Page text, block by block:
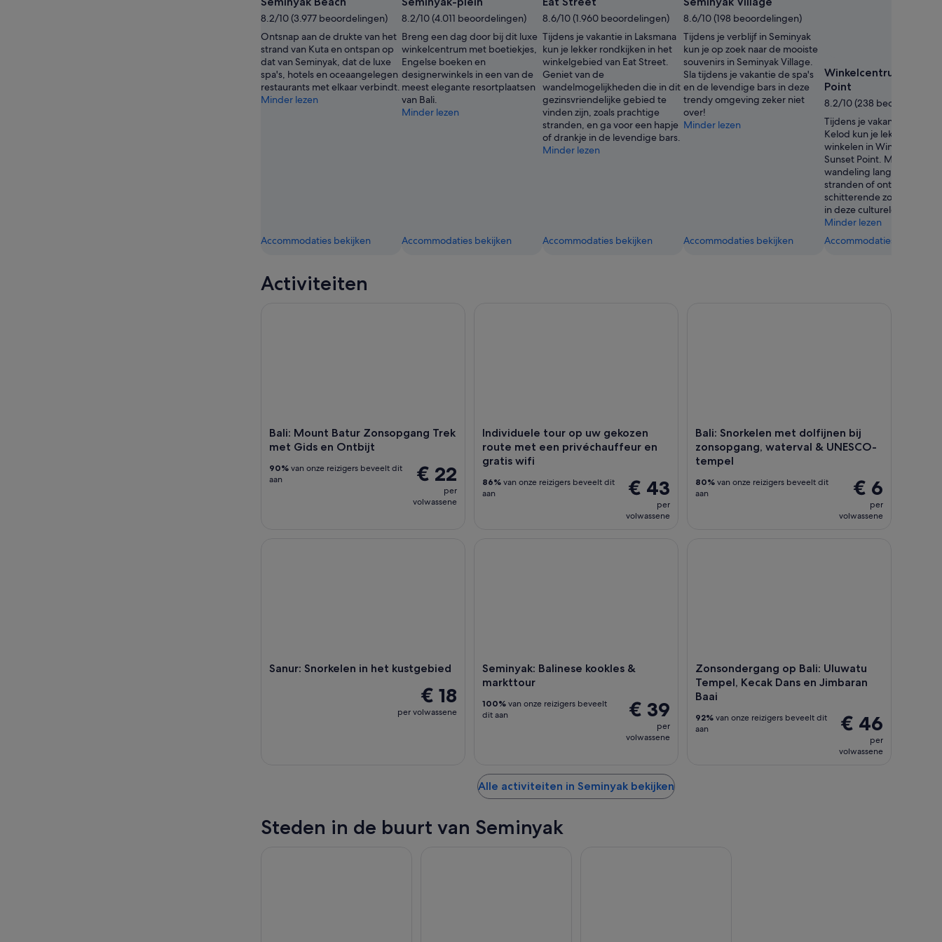
8.2/10 (3.977 beoordelingen)
Ontsnap aan de drukte van het
strand van Kuta en ontspan op
dat van Seminyak, dat de luxe
spa's, hotels en oceaangelegen
restaurants met elkaar verbindt.
Minder lezen
Accommodaties bekijken
8.2/10 (4.011 beoordelingen)
Breng een dag door bij dit luxe
winkelcentrum met boetiekjes,
Engelse boeken en
designerwinkels in een van de
meest elegante resortplaatsen
van Bali.
Minder lezen
Accommodaties bekijken
van
Rattaya
Rattayapimol
8.6/10 (1.960 beoordelingen)
Tijdens je vakantie in Laksmana
kun je lekker rondkijken in het
winkelgebied van Eat Street.
Geniet van de
wandelmogelijkheden die in dit
gezinsvriendelijke gebied te
vinden zijn, zoals prachtige
stranden, en ga voor een hapje
of drankje in de levendige bars.
Minder lezen
Accommodaties bekijken
8.6/10 (198 beoordelingen)
Tijdens je verblijf in Seminyak
kun je op zoek naar de mooiste
souvenirs in Seminyak Village.
Sla tijdens je vakantie de spa's
en de levendige bars in deze
trendy omgeving zeker niet
over!
Minder lezen
Accommodaties bekijken
Winkelcentrum Sunset
Point
8.2/10 (238
Tijdens je vakantie in
Kelod kun je lekker gaan
winkelen in Winkelcentrum
Sunset Point. Maak een
wandeling langs prachtige
stranden of ontdek de
schitterende
in deze culturele
Minder lezen
Accommodaties bekijken
Activiteiten
Bali: Mount Batur Zonsopgang Trek
met Gids en Ontbijt
€ 22
per
volwassene
90% van onze reizigers beveelt dit
aan
Individuele tour op uw gekozen
route met een privéchauffeur en
gratis wifi
€ 43
per
volwassene
86% van onze reizigers beveelt dit
aan
Bali: Snorkelen met dolfijnen bij
zonsopgang, waterval & UNESCO-
tempel
€ 6
per
volwassene
80% van onze reizigers beveelt dit
aan
Sanur: Snorkelen in het kustgebied
€ 18
per volwassene
Seminyak: Balinese kookles &
markttour
€ 39
per
volwassene
100% van onze reizigers beveelt
dit aan
Zonsondergang op Bali: Uluwatu
Tempel, Kecak Dans en Jimbaran
Baai
€ 46
per
volwassene
92% van onze reizigers beveelt dit
aan
Alle activiteiten in Seminyak bekijken
Steden in de buurt van Seminyak